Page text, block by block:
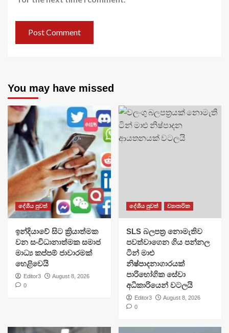
You may have missed
දේශීය පුවත්
​ඉන්දියාවේ සිට ක්‍රියාත්මක
වන සංවිධානාත්මක සමාජ
මාධ්‍ය කප්පම් ජාවාරමක්
හෙළිවෙයි
Editor3
August 8, 2026
0
දේශීය පුවත් ව්‍යාපාරික
SLS බලපත්‍ර නොමැතිව
පවත්වාගෙන ගිය පන්නල
ටින් මාළු
නිෂ්පාදනාගාරයක්
පාරිභෝගික සේවා
අධිකාරියෙන් වටලයි
Editor3
August 8, 2026
0